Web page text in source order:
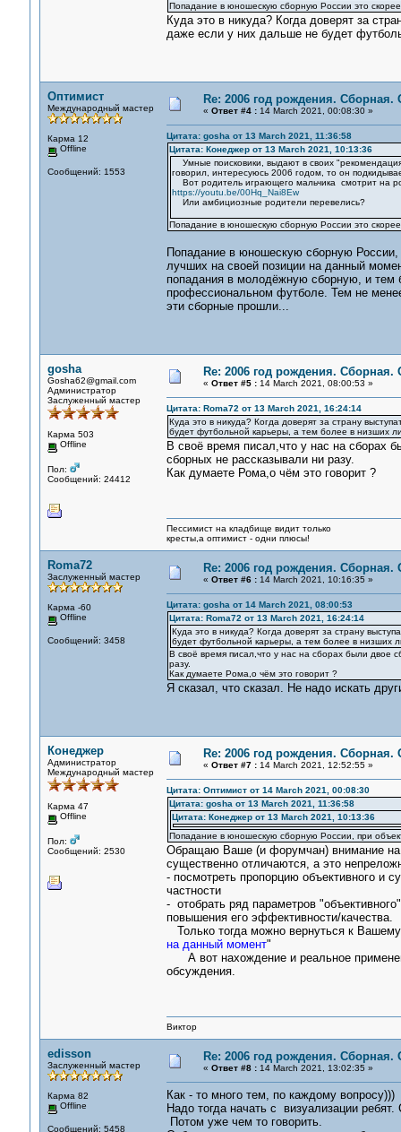
Попадание в юношескую сборную России это скорее
Куда это в никуда? Когда доверят за
даже если у них дальше не будет
Оптимист
Международный мастер
Карма 12
Offline
Сообщений: 1553
Re: 2006 год рождения.
« Ответ #4 :14 March 2021, 00:08:30 »
Цитата: gosha от 13 March 2021, 11:36:58
Цитата: Конеджер от 13 March 2021, 10:13:36
Умные поисковики, выдают в своих
говорил, интересуюсь 2006 годом, то он
Вот родитель играющего мальчика смотрит на
https://youtu.be/00Hq_Nai8Ew
Или амбициозные родители перевелись?
Попадание в юношескую сборную России это скорее
Попадание в юношескую сборную России,
лучших на своей позиции на данный
попадания в молодёжную сборную, и тем
профессиональном футболе. Тем не
эти сборные прошли...
gosha
Gosha62@gmail.com
Администратор
Заслуженный мастер
Карма 503
Offline
Пол:
Сообщений: 24412
Re: 2006 год рождения.
« Ответ #5 :14 March 2021, 08:00:53 »
Цитата: Roma72 от 13 March 2021, 16:24:14
Куда это в никуда? Когда доверят за страну
будет футбольной карьеры, а тем более в низших
В своё время писал,что у нас на сборах
сборных не рассказывали ни разу.
Как думаете Рома,о чём это говорит ?
Пессимист на кладбище видит только
кресты,а оптимист - одни плюсы!
Roma72
Заслуженный мастер
Карма -60
Offline
Сообщений: 3458
Re: 2006 год рождения.
« Ответ #6 :14 March 2021, 10:16:35 »
Цитата: gosha от 14 March 2021, 08:00:53
Цитата: Roma72 от 13 March 2021, 16:24:14
Куда это в никуда? Когда доверят за страну
будет футбольной карьеры, а тем более в низших
В своё время писал,что у нас на сборах были двое
разу.
Как думаете Рома,о чём это говорит ?
Я сказал, что сказал. Не надо искать
Конеджер
Администратор
Международный мастер
Карма 47
Offline
Пол:
Сообщений: 2530
Re: 2006 год рождения.
« Ответ #7 :14 March 2021, 12:52:55 »
Цитата: Оптимист от 14 March 2021, 00:08:30
Цитата: gosha от 13 March 2021, 11:36:58
Цитата: Конеджер от 13 March 2021, 10:13:36
Попадание в юношескую сборную России, при
Обращаю Ваше (и форумчан) внимание
существенно отличаются, а это
- посмотреть пропорцию объективного и
частности
- отобрать ряд параметров
повышения его эффективности/качества.
Только тогда можно вернуться к
на данный момент"
А вот нахождение и реальное
обсуждения.
Виктор
edisson
Заслуженный мастер
Карма 82
Offline
Сообщений: 5458
Re: 2006 год рождения.
« Ответ #8 :14 March 2021, 13:02:35 »
Как - то много тем, по каждому вопросу)))
Надо тогда начать с визуализации ребят.
Потом уже чем то говорить.